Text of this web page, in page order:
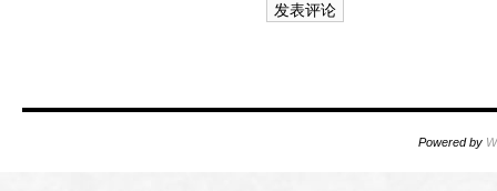
Powered by